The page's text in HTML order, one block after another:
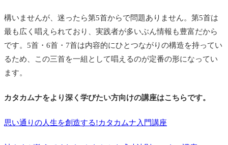
構いませんが、迷ったら第5首からで問題ありません。第5首は
最も広く唱えられており、実践者が多いぶん情報も豊富だから
です。5首・6首・7首は内容的にひとつながりの構造を持ってい
るため、この三首を一組として唱えるのが定番の形になってい
ます。
カタカムナをより深く学びたい方向けの講座はこちらです。
思い通りの人生を創造する!カタカムナ入門講座